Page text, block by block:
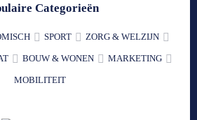
Categorieën
SPORT ZORG & WELZIJN
BOUW & WONEN MARKETING
MOBILITEIT